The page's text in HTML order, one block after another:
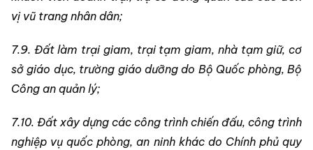
vị vũ trang nhân dân;
7.9. Đất làm trại giam, trại tạm giam, nhà tạm giữ, cơ
sở giáo dục, trường giáo dưỡng do Bộ Quốc phòng, Bộ
Công an quản lý;
7.10. Đất xây dựng các công trình chiến đấu, công trình
nghiệp vụ quốc phòng, an ninh khác do Chính phủ quy